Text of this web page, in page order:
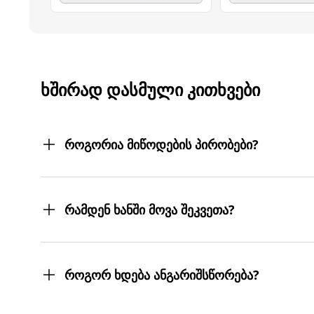
ᲮᲨᲘᲠᲐᲓ ᲓᲐᲡᲛᲣᲚᲘ ᲙᲘᲗᲮᲕᲔᲑᲘ
როგორია მიწოდების პირობები?
სასურველ მისამართებზე მოგიტანთ. მიტანის
რამდენ ხანში მოვა შეკვეთა?
თუმცა, ჩვენ ისეთი ყოჩაღები ვართ, 3
როგორ ხდება ანგარიშსწორება?